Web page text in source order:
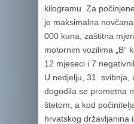
kilogramu. Za
je maksimalna
000 kuna, zaštitna
motornim vozilima „B“
12 mjeseci i 7
U nedjelju, 31. svibnja,
dogodila se prometna
štetom, a kod
hrvatskog državljanina